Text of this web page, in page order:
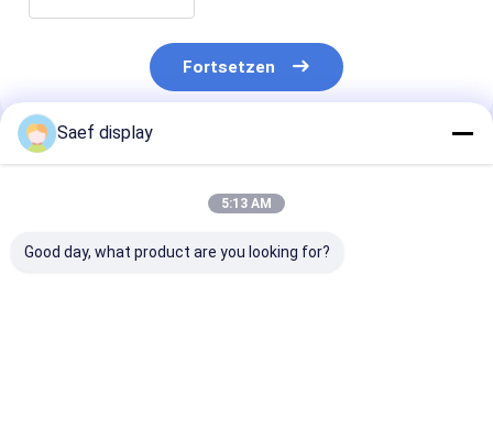
Fortsetzen
Empfohlene Produkte
Saef display
5:13 AM
Good day, what product are you looking for?